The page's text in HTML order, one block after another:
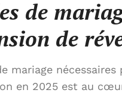
de
de
mariage
en 2025 est au